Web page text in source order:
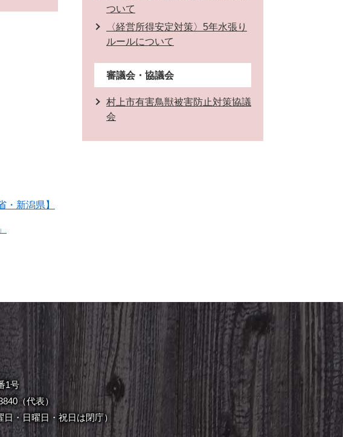
新潟県】
ついて
〈経営所得安定対策〉5年水張り
ルールについて
審議会・協議会
村上市有害鳥獣被害防止対策協議
会
1号
（代表）
・日曜日・祝日は閉庁）